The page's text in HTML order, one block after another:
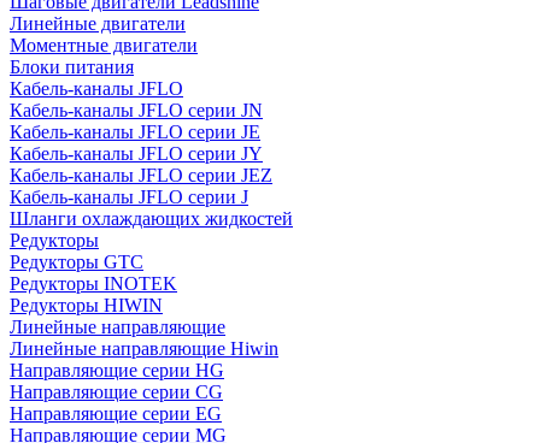
Линейные двигатели
Моментные двигатели
Блоки питания
Кабель-каналы JFLO
Кабель-каналы JFLO серии JN
Кабель-каналы JFLO серии JE
Кабель-каналы JFLO серии JY
Кабель-каналы JFLO серии JEZ
Кабель-каналы JFLO серии J
Шланги охлаждающих жидкостей
Редукторы
Редукторы GTC
Редукторы INOTEK
Редукторы HIWIN
Линейные направляющие
Линейные направляющие Hiwin
Направляющие серии HG
Направляющие серии CG
Направляющие серии EG
Направляющие серии MG